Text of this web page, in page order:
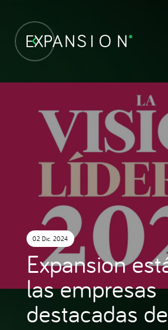
02 Dic. 2024
Expansion
las empresas
destacadas